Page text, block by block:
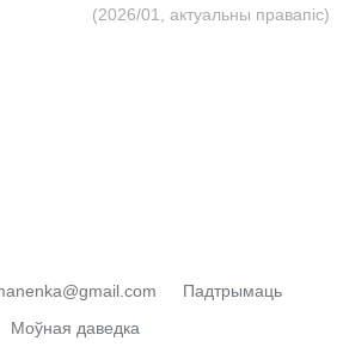
(2026/01, актуальны правапіс)
Падтрымаць
Моўная даведка